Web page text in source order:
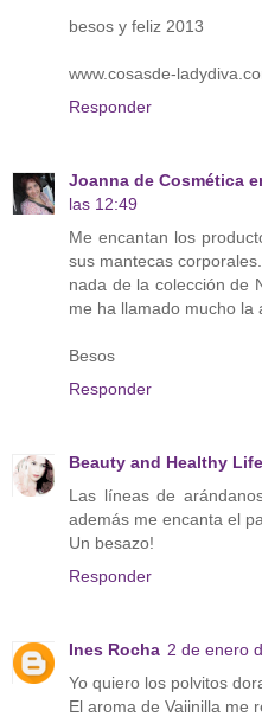
besos y feliz 2013
www.cosasde-
Responder
Joanna de Cosmética
las 12:49
Me encantan los
sus mantecas
nada de la colección de
me ha llamado mucho la
Besos
Responder
Beauty and Healthy Life
Las líneas de
además me encanta el
Un besazo!
Responder
Ines Rocha 2 de enero
Yo quiero los polvitos
El aroma de Vaiinilla me